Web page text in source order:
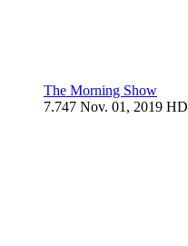
The Morning Show
7.747 Nov. 01, 2019 HD